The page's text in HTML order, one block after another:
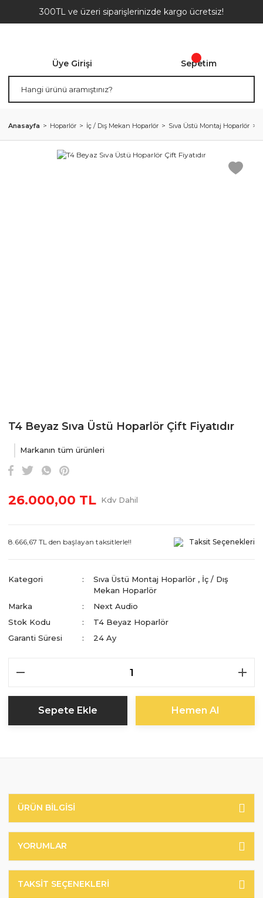
300TL ve üzeri siparişlerinizde kargo ücretsiz!
Üye Girişi Sepetim
Anasayfa Hoparlör İç / Dış Mekan Hoparlör Sıva Üstü Montaj Hoparlör
T4 Beyaz Sıva Üstü Hoparlör Çift Fiyatıdır
Markanın tüm ürünleri
26.000,00 TL Kdv Dahil
8.666,67 TL den başlayan taksitlerle!! Taksit Seçenekleri
Kategori Sıva Üstü Montaj Hoparlör , İç / Dış
Mekan Hoparlör
Marka
Next Audio
Stok Kodu
T4 Beyaz Hoparlör
Garanti Süresi
24 Ay
Sepete Ekle Hemen Al
ÜRÜN BILGISI
YORUMLAR
TAKSIT SEÇENEKLERI